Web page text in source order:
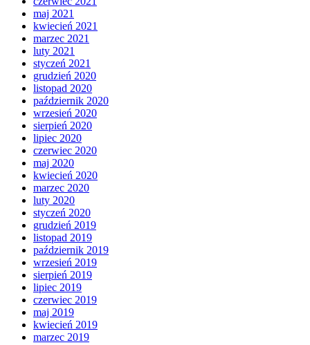
maj 2021
kwiecień 2021
marzec 2021
luty 2021
styczeń 2021
grudzień 2020
listopad 2020
październik 2020
wrzesień 2020
sierpień 2020
lipiec 2020
czerwiec 2020
maj 2020
kwiecień 2020
marzec 2020
luty 2020
styczeń 2020
grudzień 2019
listopad 2019
październik 2019
wrzesień 2019
sierpień 2019
lipiec 2019
czerwiec 2019
maj 2019
kwiecień 2019
marzec 2019